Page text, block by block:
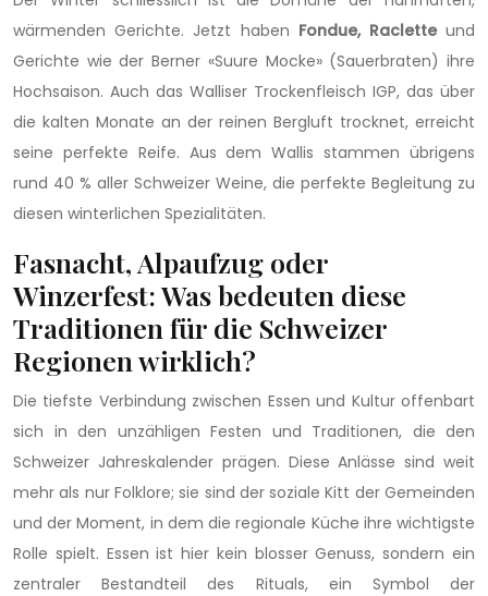
wärmenden Gerichte. Jetzt haben Fondue, Racletteund
Gerichte wie der Berner «Suure Mocke» (Sauerbraten) ihre
Hochsaison. Auch das Walliser Trockenfleisch IGP, das über
die kalten Monate an der reinen Bergluft trocknet, erreicht
seine perfekte Reife. Aus dem Wallis stammen übrigens
rund 40 % aller Schweizer Weine, die perfekte Begleitung zu
diesen winterlichen Spezialitäten.
Fasnacht, Alpaufzug oder
Winzerfest: Was bedeuten diese
Traditionen für die Schweizer
Regionen wirklich?
Die tiefste Verbindung zwischen Essen und Kultur offenbart
sich in den unzähligen Festen und Traditionen, die den
Schweizer Jahreskalender prägen. Diese Anlässe sind weit
mehr als nur Folklore; sie sind der soziale Kitt der Gemeinden
und der Moment, in dem die regionale Küche ihre wichtigste
Rolle spielt. Essen ist hier kein blosser Genuss, sondern ein
zentraler Bestandteil des Rituals, ein Symbol der